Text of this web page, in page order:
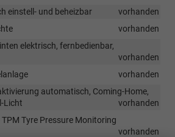
einstell- und beheizbar
vorhanden
vorhanden
elektrisch, fernbedienbar,
vorhanden
vorhanden
automatisch, Coming-Home,
Licht
vorhanden
Tyre Pressure Monitoring
vorhanden